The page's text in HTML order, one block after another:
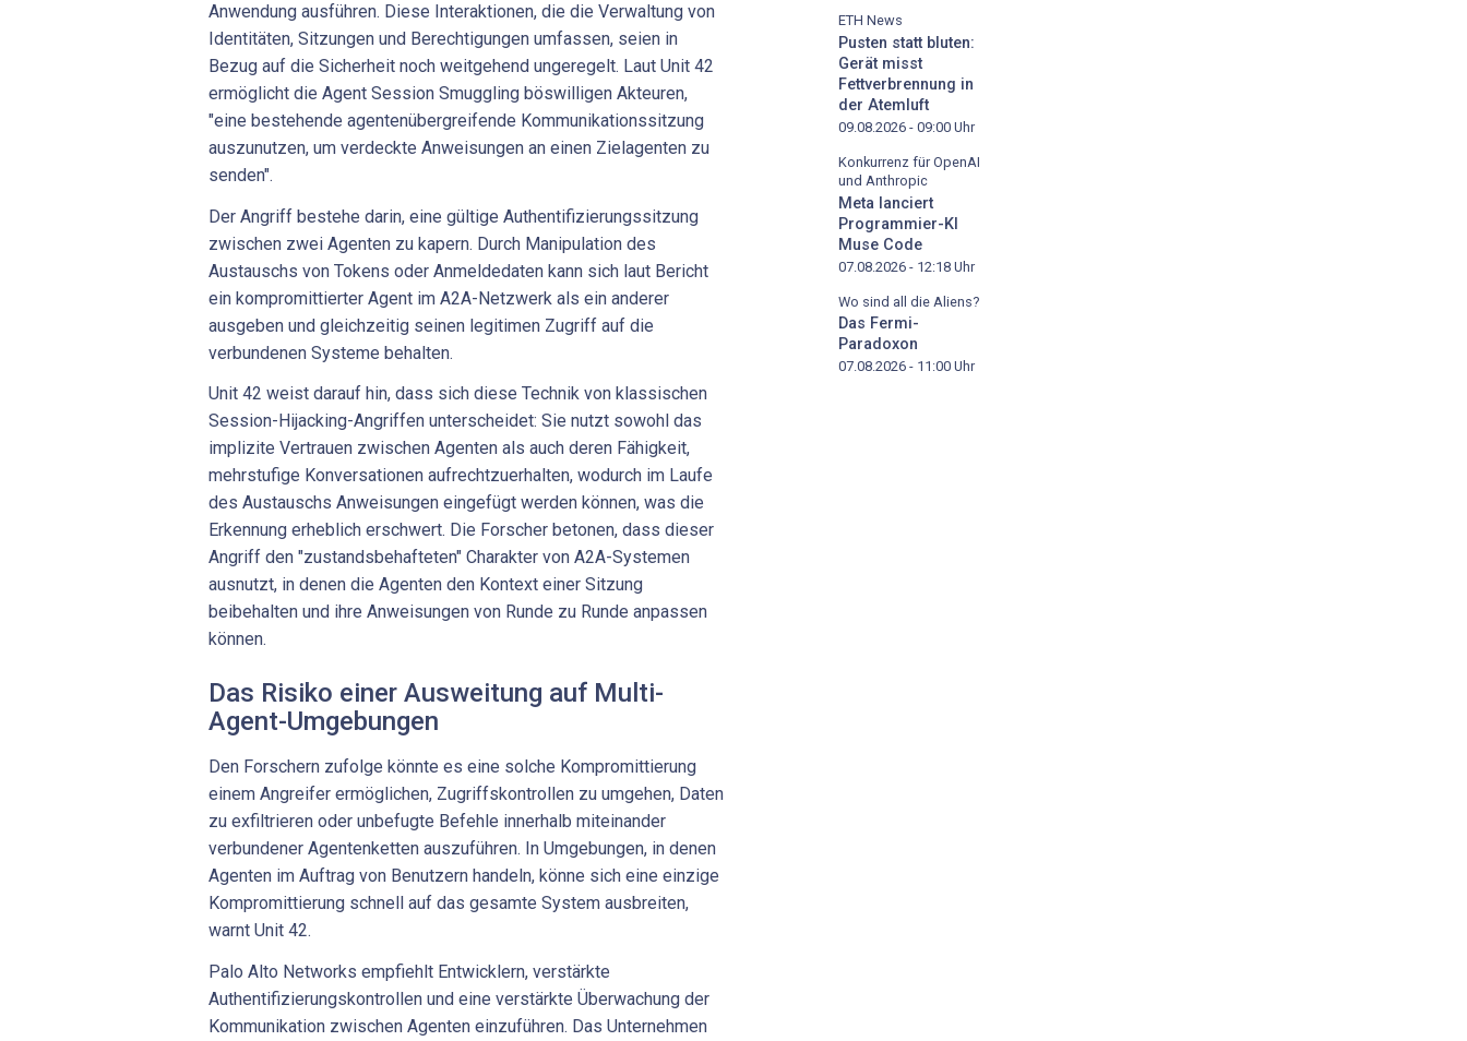
Anwendung ausführen. Diese Interaktionen, die die Verwaltung von
Identitäten, Sitzungen und Berechtigungen umfassen, seien in
Bezug auf die Sicherheit noch weitgehend ungeregelt. Laut Unit 42
ermöglicht die Agent Session Smuggling böswilligen Akteuren,
"eine bestehende agentenübergreifende Kommunikationssitzung
auszunutzen, um verdeckte Anweisungen an einen Zielagenten zu
senden".
Der Angriff bestehe darin, eine gültige Authentifizierungssitzung
zwischen zwei Agenten zu kapern. Durch Manipulation des
Austauschs von Tokens oder Anmeldedaten kann sich laut Bericht
ein kompromittierter Agent im A2A-Netzwerk als ein anderer
ausgeben und gleichzeitig seinen legitimen Zugriff auf die
verbundenen Systeme behalten.
Unit 42 weist darauf hin, dass sich diese Technik von klassischen
Session-Hijacking-Angriffen unterscheidet: Sie nutzt sowohl das
implizite Vertrauen zwischen Agenten als auch deren Fähigkeit,
mehrstufige Konversationen aufrechtzuerhalten, wodurch im Laufe
des Austauschs Anweisungen eingefügt werden können, was die
Erkennung erheblich erschwert. Die Forscher betonen, dass dieser
Angriff den "zustandsbehafteten" Charakter von A2A-Systemen
ausnutzt, in denen die Agenten den Kontext einer Sitzung
beibehalten und ihre Anweisungen von Runde zu Runde anpassen
können.
Das Risiko einer Ausweitung auf Multi-
Agent-Umgebungen
Den Forschern zufolge könnte es eine solche Kompromittierung
einem Angreifer ermöglichen, Zugriffskontrollen zu umgehen, Daten
zu exfiltrieren oder unbefugte Befehle innerhalb miteinander
verbundener Agentenketten auszuführen. In Umgebungen, in denen
Agenten im Auftrag von Benutzern handeln, könne sich eine einzige
Kompromittierung schnell auf das gesamte System ausbreiten,
warnt Unit 42.
Palo Alto Networks empfiehlt Entwicklern, verstärkte
Authentifizierungskontrollen und eine verstärkte Überwachung der
Kommunikation zwischen Agenten einzuführen. Das Unternehmen
ETH News
Pusten statt bluten:
Gerät misst
Fettverbrennung in
der Atemluft
09.08.2026 - 09:00 Uhr
Konkurrenz für OpenAI
und Anthropic
Meta lanciert
Programmier-KI
Muse Code
07.08.2026 - 12:18 Uhr
Wo sind all die Aliens?
Das Fermi-
Paradoxon
07.08.2026 - 11:00 Uhr